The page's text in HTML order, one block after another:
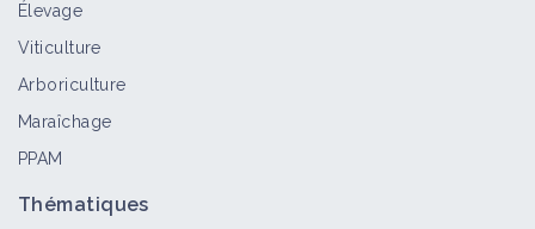
Élevage
Viticulture
Arboriculture
Maraîchage
PPAM
Thématiques